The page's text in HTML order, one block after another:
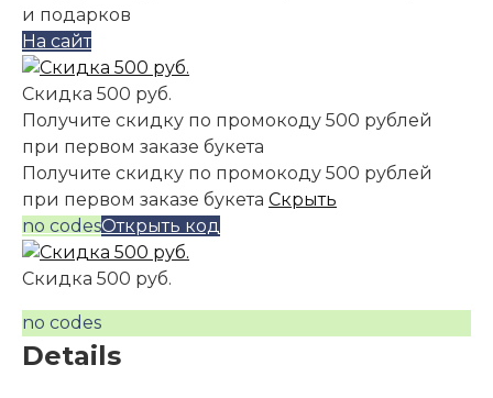
и подарков
На сайт
Скидка 500 руб.
Получите скидку по промокоду 500 рублей
при первом заказе букета
Получите скидку по промокоду 500 рублей
при первом заказе букета Скрыть
no codesОткрыть код
Скидка 500 руб.
no codes
Details